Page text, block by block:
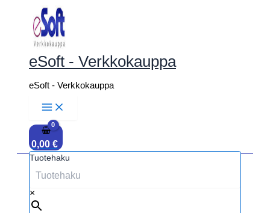
sisältöön
eSoft - Verkkokauppa
eSoft - Verkkokauppa
0,00 €
Tuotehaku
×